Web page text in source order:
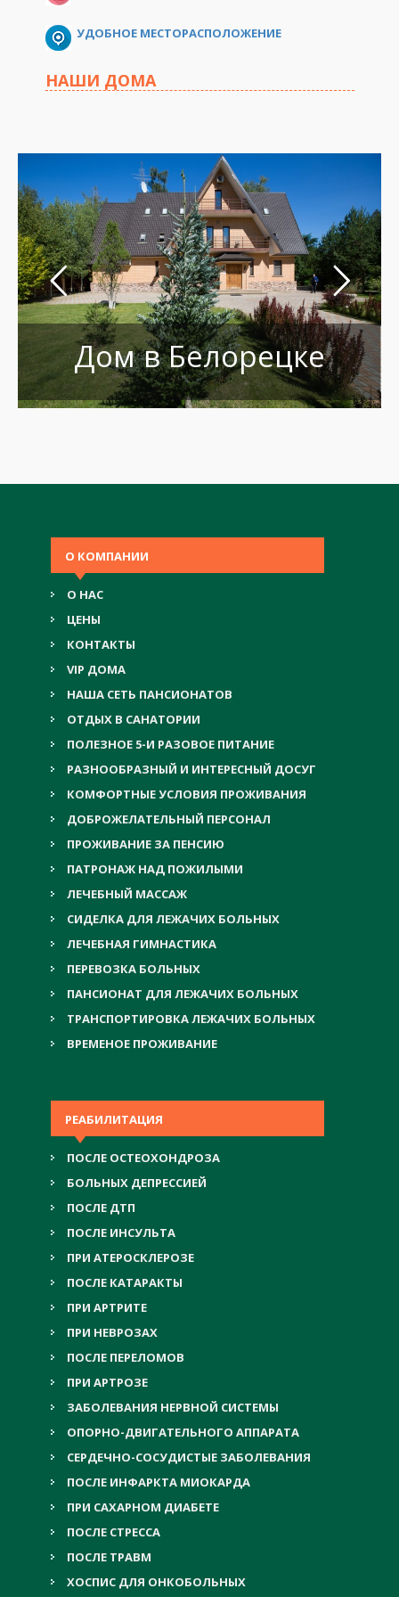
УДОБНОЕ МЕСТОРАСПОЛОЖЕНИЕ
НАШИ ДОМА
Дом в Белорецке
О КОМПАНИИ
О НАС
ЦЕНЫ
КОНТАКТЫ
VIP ДОМА
НАША СЕТЬ ПАНСИОНАТОВ
ОТДЫХ В САНАТОРИИ
ПОЛЕЗНОЕ 5-И РАЗОВОЕ ПИТАНИЕ
РАЗНООБРАЗНЫЙ И ИНТЕРЕСНЫЙ ДОСУГ
КОМФОРТНЫЕ УСЛОВИЯ ПРОЖИВАНИЯ
ДОБРОЖЕЛАТЕЛЬНЫЙ ПЕРСОНАЛ
ПРОЖИВАНИЕ ЗА ПЕНСИЮ
ПАТРОНАЖ НАД ПОЖИЛЫМИ
ЛЕЧЕБНЫЙ МАССАЖ
СИДЕЛКА ДЛЯ ЛЕЖАЧИХ БОЛЬНЫХ
ЛЕЧЕБНАЯ ГИМНАСТИКА
ПЕРЕВОЗКА БОЛЬНЫХ
ПАНСИОНАТ ДЛЯ ЛЕЖАЧИХ БОЛЬНЫХ
ТРАНСПОРТИРОВКА ЛЕЖАЧИХ БОЛЬНЫХ
ВРЕМЕНОЕ ПРОЖИВАНИЕ
РЕАБИЛИТАЦИЯ
ПОСЛЕ ОСТЕОХОНДРОЗА
БОЛЬНЫХ ДЕПРЕССИЕЙ
ПОСЛЕ ДТП
ПОСЛЕ ИНСУЛЬТА
ПРИ АТЕРОСКЛЕРОЗЕ
ПОСЛЕ КАТАРАКТЫ
ПРИ АРТРИТЕ
ПРИ НЕВРОЗАХ
ПОСЛЕ ПЕРЕЛОМОВ
ПРИ АРТРОЗЕ
ЗАБОЛЕВАНИЯ НЕРВНОЙ СИСТЕМЫ
ОПОРНО-ДВИГАТЕЛЬНОГО АППАРАТА
СЕРДЕЧНО-СОСУДИСТЫЕ ЗАБОЛЕВАНИЯ
ПОСЛЕ ИНФАРКТА МИОКАРДА
ПРИ САХАРНОМ ДИАБЕТЕ
ПОСЛЕ СТРЕССА
ПОСЛЕ ТРАВМ
ХОСПИС ДЛЯ ОНКОБОЛЬНЫХ